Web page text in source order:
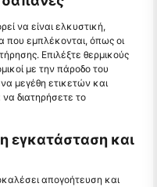
να είναι ελκυστική,
που εμπλέκονται, όπως οι
Επιλέξτε θερμικούς
με την πάροδο του
μεγέθη ετικετών και
να διατηρήσετε το
εγκατάσταση και
απογοήτευση και